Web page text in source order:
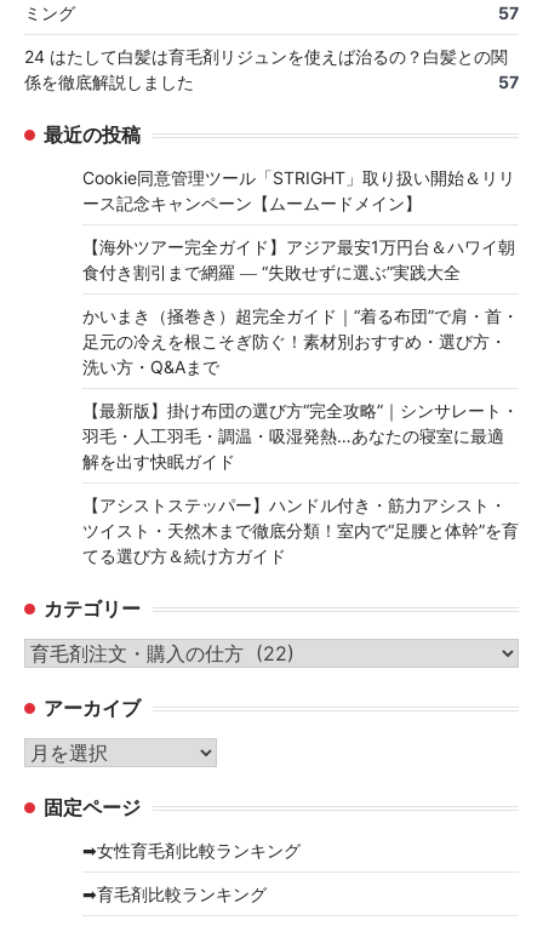
ミング
57
24 はたして白髪は育毛剤リジュンを使えば治るの？白髪との関
係を徹底解説しました
57
最近の投稿
Cookie同意管理ツール「STRIGHT」取り扱い開始＆リリ
ース記念キャンペーン【ムームードメイン】
【海外ツアー完全ガイド】アジア最安1万円台＆ハワイ朝
食付き割引まで網羅 ― “失敗せずに選ぶ”実践大全
かいまき（掻巻き）超完全ガイド｜“着る布団”で肩・首・
足元の冷えを根こそぎ防ぐ！素材別おすすめ・選び方・
洗い方・Q&Aまで
【最新版】掛け布団の選び方“完全攻略”｜シンサレート・
羽毛・人工羽毛・調温・吸湿発熱…あなたの寝室に最適
解を出す快眠ガイド
【アシストステッパー】ハンドル付き・筋力アシスト・
ツイスト・天然木まで徹底分類！室内で“足腰と体幹”を育
てる選び方＆続け方ガイド
カテゴリー
カ
ゴ
リ
ー
アーカイブ
ア
カ 固定ページ
➡女性育毛剤比較ランキング
➡育毛剤比較ランキング